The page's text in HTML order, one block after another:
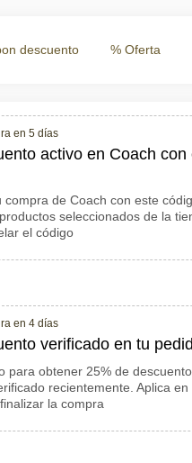
descuento % Oferta
en 5 días
activo en Coach con
compra de Coach con este
seleccionados de la
el código
en 4 días
verificado en tu
para obtener 25% de
recientemente. Aplica
la compra